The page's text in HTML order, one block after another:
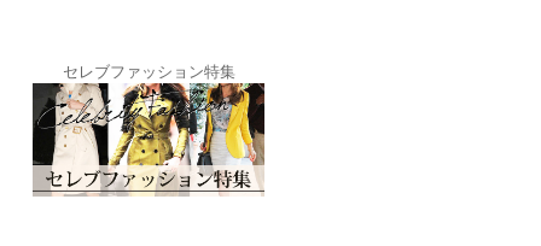
セレブファッション特集